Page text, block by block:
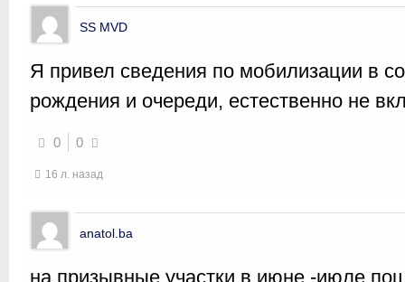
SS MVD
Я привел сведения по мобилизации в
рождения и очереди, естественно не
0 0
16 л. назад
anatol.ba
на призывные участки в июне -июле